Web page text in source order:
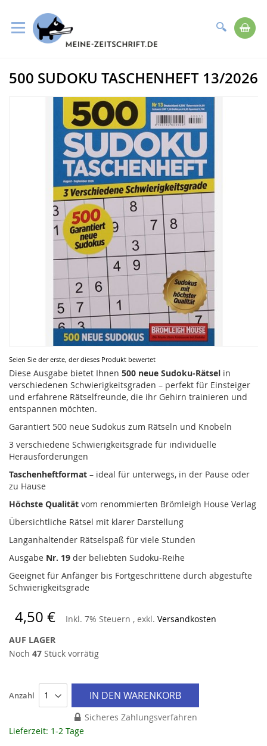
Suche
zum
Inhalt
Seien Sie der erste, der dieses Produkt bewertet
Diese Ausgabe bietet Ihnen 500 neue Sudoku-Rätsel in
verschiedenen Schwierigkeitsgraden – perfekt für Einsteiger
und erfahrene Rätselfreunde, die ihr Gehirn trainieren und
entspannen möchten.
Garantiert 500 neue Sudokus zum Rätseln und Knobeln
3 verschiedene Schwierigkeitsgrade für individuelle
Herausforderungen
Taschenheftformat – ideal für unterwegs, in der Pause oder
zu Hause
Höchste Qualität vom renommierten Brömleigh House Verlag
Übersichtliche Rätsel mit klarer Darstellung
Langanhaltender Rätselspaß für viele Stunden
Ausgabe Nr. 19 der beliebten Sudoku-Reihe
Geeignet für Anfänger bis Fortgeschrittene durch abgestufte
Schwierigkeitsgrade
4,50 € Inkl. 7% Steuern , exkl. Versandkosten
AUF LAGER
Noch 47 Stück vorrätig
Anzahl IN DEN WARENKORB
Sicheres Zahlungsverfahren
Lieferzeit: 1-2 Tage
Zum
500 SUDOKU TASCHENHEFT 13/2026
Zum
Anfang
der
Bildergalerie
springen